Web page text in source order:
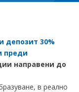
депозит 30%
преди
направени до
в реално